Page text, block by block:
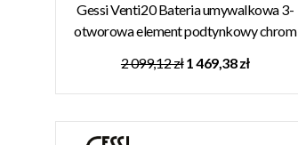
Gessi Venti20 Bateria umywalkowa 3-
otworowa element podtynkowy chrom
2 099,12 zł1 469,38 zł